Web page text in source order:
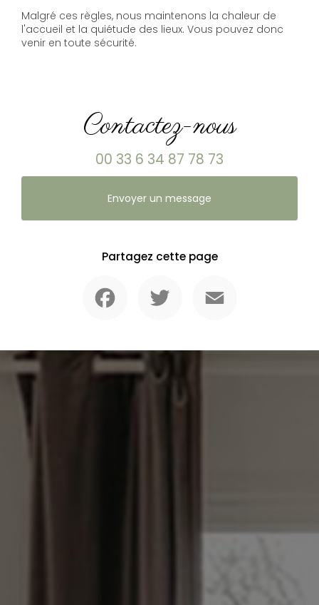
Malgré ces règles, nous maintenons la chaleur de
l'accueil et la quiétude des lieux. Vous pouvez donc
venir en toute sécurité.
Contactez-nous
00 33 6 34 87 78 73
Envoyer un message
Partagez cette page